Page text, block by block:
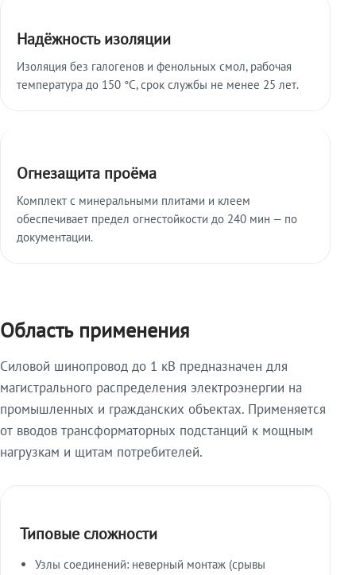
Надёжность изоляции
Изоляция без галогенов и фенольных смол, рабочая
температура до 150 °C, срок службы не менее 25 лет.
Огнезащита проёма
Комплект с минеральными плитами и клеем
обеспечивает предел огнестойкости до 240 мин — по
документации.
Область применения
Силовой шинопровод до 1 кВ предназначен для
магистрального распределения электроэнергии на
промышленных и гражданских объектах. Применяется
от вводов трансформаторных подстанций к мощным
нагрузкам и щитам потребителей.
Типовые сложности
Узлы соединений: неверный монтаж (срывы